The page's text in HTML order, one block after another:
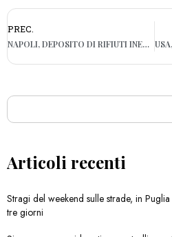
PREC.
NAPOLI, DEPOSITO DI RIFIUTI INERTI: SEQUESTRATE AREE DELLA PROPRIETÀ DELLA FAMIGLIA DI MAIO
Articoli recenti
Stragi del weekend sulle strade, in
tre giorni